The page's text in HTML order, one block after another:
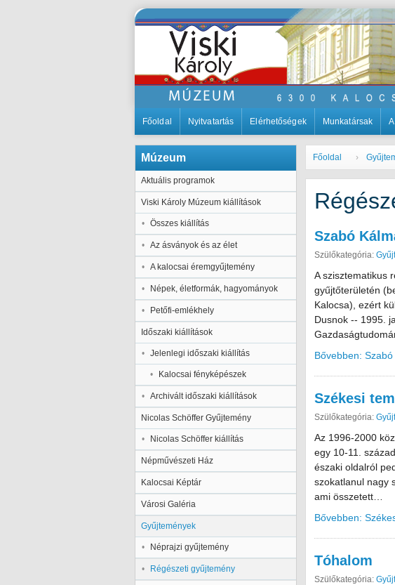
Főoldal Nyitvatartás Elérhetőségek Munkatársak
Múzeum
Aktuális programok
Viski Károly Múzeum kiállítások
Összes kiállítás
Az ásványok és az élet
A kalocsai éremgyűjtemény
Népek, életformák, hagyományok
Petőfi-emlékhely
Időszaki kiállítások
Jelenlegi időszaki kiállítás
Kalocsai fényképészek
Archivált időszaki kiállítások
Nicolas Schöffer Gyűjtemény
Nicolas Schöffer kiállítás
Népművészeti Ház
Kalocsai Képtár
Városi Galéria
Gyűjtemények
Néprajzi gyűjtemény
Régészeti gyűjtemény
Főoldal
Szabó
Szülőkategória:
A szisztematikus
gyűjtőterületén
Kalocsa), ezért
Dusnok -- 1995.
Bővebben:
Székesi
Szülőkategória:
Az 1996-2000
egy 10-11.
északi oldalról
szokatlanul nagy
ami összetett…
Bővebben:
Tóhalom
Szülőkategória: